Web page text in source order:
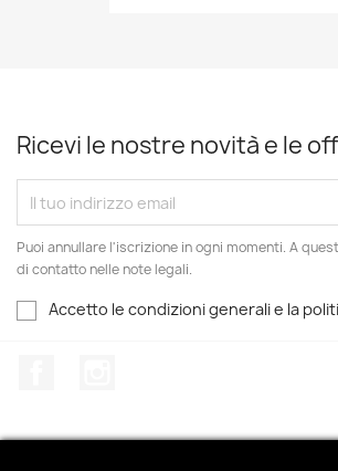
Ricevi le nostre novità e le
Puoi annullare l'iscrizione in ogni momenti. A
di contatto nelle note legali.
Accetto le condizioni generali e la